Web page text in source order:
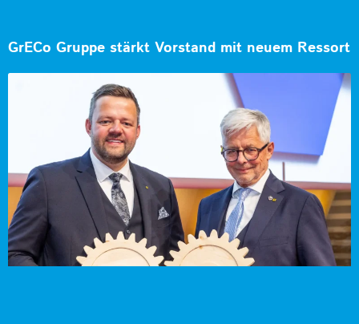
GrECo Gruppe stärkt Vorstand mit neuem Ressort